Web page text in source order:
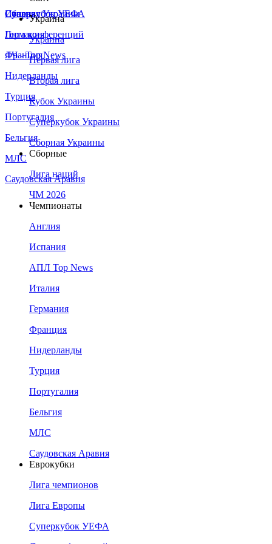
Сборная Украины
Италия
Германия
Франция
Нидерланды
Турция
Португалия
Бельгия
МЛС
Саудовская Аравия
Суперкубок УЕФА
Лига конференций
ЛЧ - Top News
Украина
Украина
Первая лига
Вторая лига
Кубок Украины
Суперкубок Украины
Сборная Украины
Сборные
Лига наций
ЧМ 2026
Чемпионаты
Англия
Испания
АПЛ Top News
Италия
Германия
Франция
Нидерланды
Турция
Португалия
Бельгия
МЛС
Саудовская Аравия
Еврокубки
Лига чемпионов
Лига Европы
Суперкубок УЕФА